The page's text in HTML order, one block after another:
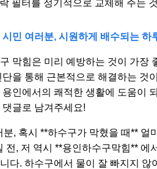
필터를 정기적으로 교체해 주는
시민 여러분, 시원하게 배수되는 하
막힘은 미리 예방하는 것이 가장
단을 통해 근본적으로 해결하는 것
용인에서의 쾌적한 생활에 도움이
댓글로 남겨주세요!
분, 혹시 **하수구가 막혔을 때** 얼
전, 저 역시 **용인하수구막힘** 에
다. 하수구에서 물이 잘 빠지지 않